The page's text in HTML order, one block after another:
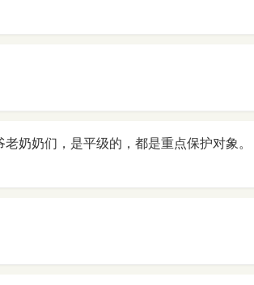
奶奶们，是平级的，都是重点保护对象。